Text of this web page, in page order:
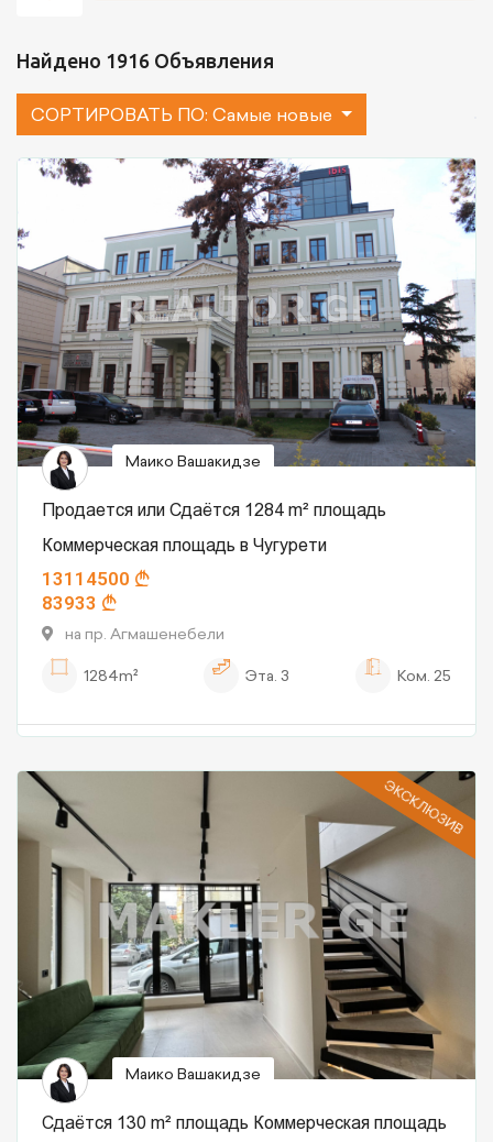
Найдено 1916 Объявления
СОРТИРОВАТЬ ПО: Самые новые
Маико Вашакидзе
Продается или Сдаётся 1284 m² площадь
Коммерческая площадь в Чугурети
13114500
83933
на пр. Агмашенебели
1284m²
Эта. 3 Ком. 25
ЭКСКЛЮЗИВ
Маико Вашакидзе
Сдаётся 130 m² площадь Коммерческая площадь